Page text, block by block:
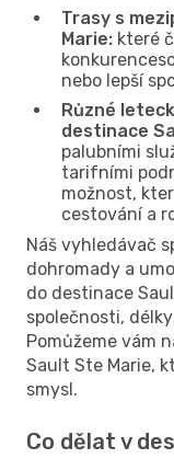
Trasy s
Marie: které
nebo lepší
Různé
destinace
palubními
tarifními
možnost,
cestování a
Náš vyhledávač
dohromady a
do destinace
společnosti,
Pomůžeme vám
Sault Ste Marie,
smysl.
Co dělat v